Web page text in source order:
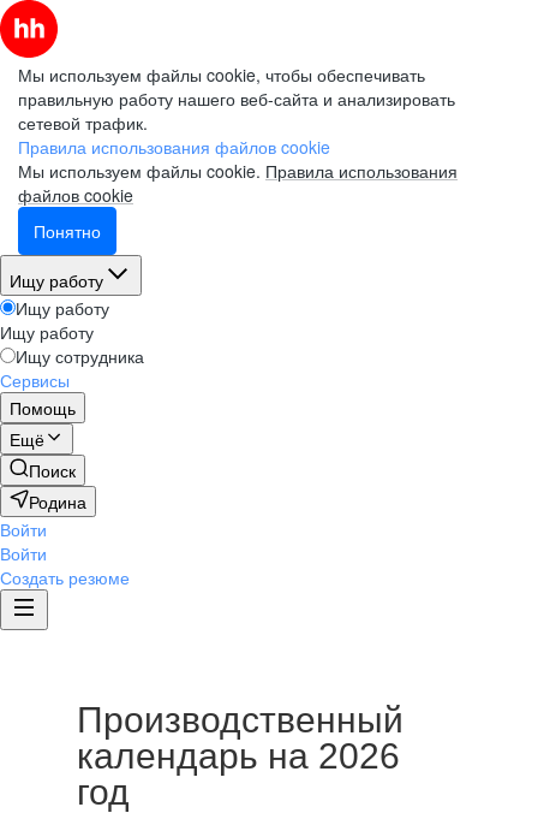
Мы используем файлы cookie, чтобы обеспечивать
правильную работу нашего веб-сайта и анализировать
сетевой трафик.
Правила использования файлов cookie
Мы используем файлы cookie. Правила использования
файлов cookie
Понятно
Ищу работу
Ищу работу
Ищу работу
Ищу сотрудника
Сервисы
Помощь
Ещё
Поиск
Родина
Войти
Войти
Создать резюме
Производственный
календарь на 2026
год